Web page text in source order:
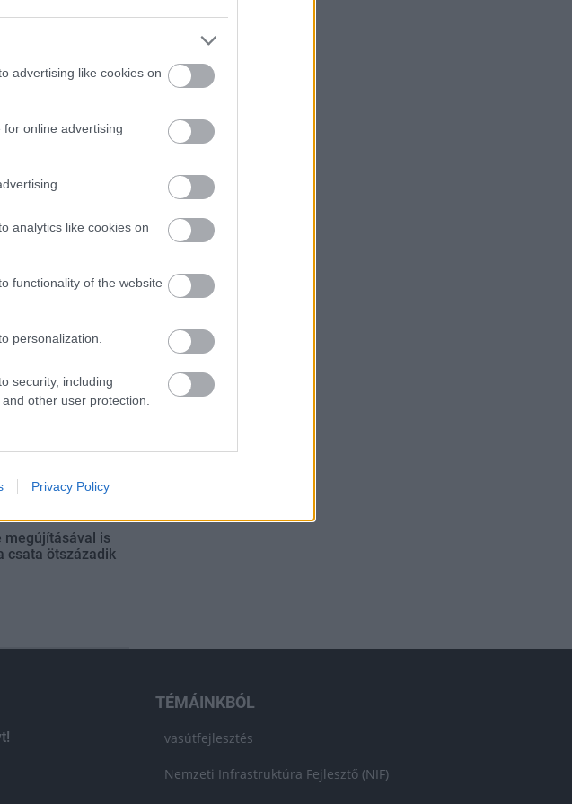
advertising like cookies on
online advertising
analytics like cookies on
functionality of the website
personalization.
security, including
other user protection.
Privacy Policy
szakirányú
erősít a Gál
az 5. blokk új
repülőtér
fejlesztése
megújításával is
csata ötszázadik
TÉMÁINKBÓL
vasútfejlesztés
Nemzeti Infrastruktúra Fejlesztő (NIF)